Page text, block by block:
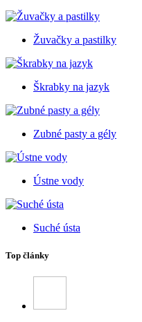
Žuvačky a pastilky
Škrabky na jazyk
Zubné pasty a gély
Ústne vody
Suché ústa
Top články